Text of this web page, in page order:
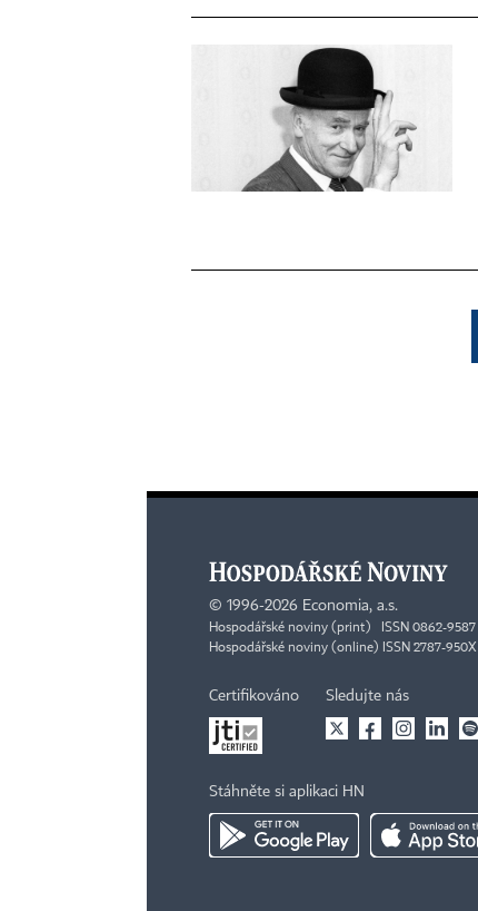
© 1996-2026 Economia, a.s.
Hospodářské noviny (print) ISSN 0862-9587
Hospodářské noviny (online) ISSN 2787-950X
Certifikováno Sledujte nás
Stáhněte si aplikaci HN